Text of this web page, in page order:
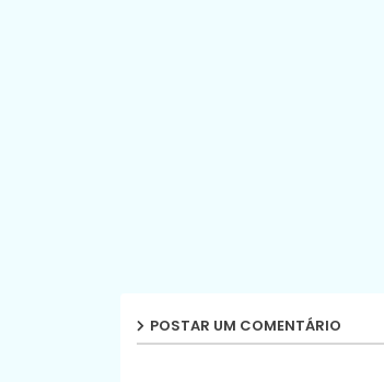
POSTAR UM COMENTÁRIO